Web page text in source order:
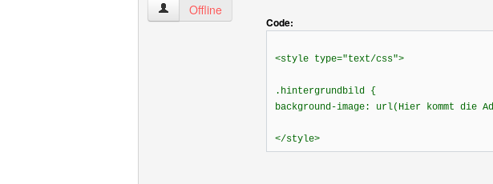
modellkirmesbilder Benutzer-Profile anzeigen
Offline
Code:
<style type="text/css">
.hintergrundbild {
background-image: url(Hier kommt die
</style>